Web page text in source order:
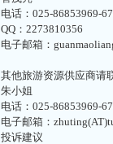
电话：025-86853969-
QQ：2273810356
电子邮箱：
其他旅游资源供应商请
朱小姐
电话：025-86853969-
电子邮箱：
投诉建议